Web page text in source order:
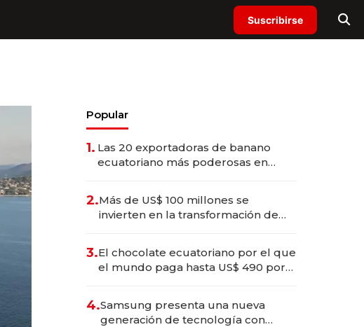
Suscribirse
Popular
1. Las 20 exportadoras de banano
ecuatoriano más poderosas en
2.Más de US$ 100 millones se
invierten en la transformación de
3.El chocolate ecuatoriano por el que
el mundo paga hasta US$ 490 por
4.Samsung presenta una nueva
generación de tecnología con